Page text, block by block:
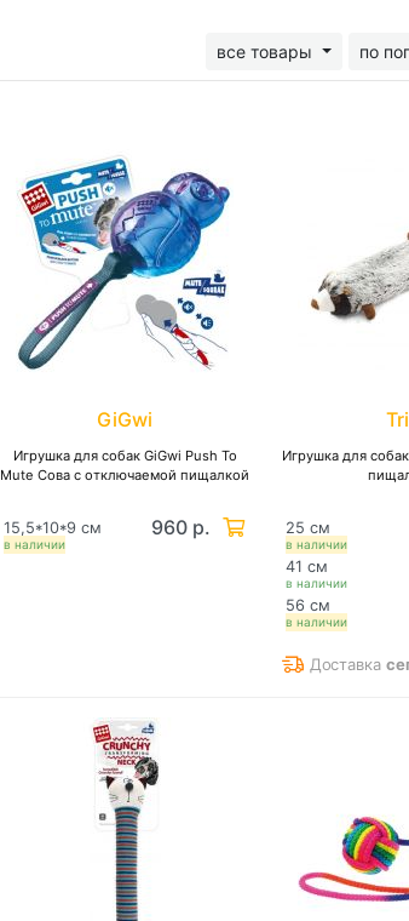
все товары по
GiGwi
Игрушка для собак GiGwi Push To
Mute Сова с отключаемой пищалкой
в наличии
15,5*10*9 см 960 р.
Игрушка для
в наличии
25 см
в наличии
41 см
в наличии
56 см
Доставка